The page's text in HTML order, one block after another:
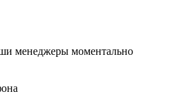
менеджеры моментально